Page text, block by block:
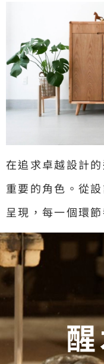
在追求卓越設計
重要的角色。從
呈現，每一個環